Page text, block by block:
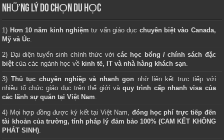
NHỮNG LÝ DO CHỌN DU HỌC
1) Hơn 10 năm kinh nghiệm tư vấn giáo dục chuyên biệt vào Canada,
Mỹ và Úc.
2) Đại diện tuyển sinh chính thức vớicác học bổng / chính sách đặc
biệt của các ngành học về kinh tế, IT và nhà hàng khách sạn.
3) Thủ tục chuyên nghiệp và nhanh gọn nhờ liên kết trực tiếp với
nhiều tổ chức giáo dục trên thế giới vàquy trình cấp nhanh visa của
các lãnh sự quán tại Việt Nam.
4) Mọi hợp đồng được ký kết tại Việt Nam, đóng học phí trực tiếp đến
tài khoản của trường, tính pháp lý đảm bảo 100% (CAM KẾT KHÔNG
PHÁT SINH).